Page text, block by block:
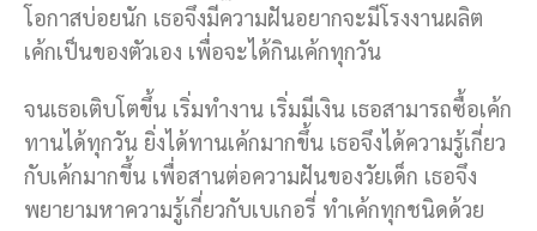
โอกาสบ่อยนัก เธอจึงมีความฝันอยากจะมีโรงงานผลิต
เค้กเป็นของตัวเอง เพื่อจะได้กินเค้กทุกวัน
จนเธอเติบโตขึ้น เริ่มทำงาน เริ่มมีเงิน เธอสามารถซื้อเค้ก
ทานได้ทุกวัน ยิ่งได้ทานเค้กมากขึ้น เธอจึงได้ความรู้เกี่ยว
กับเค้กมากขึ้น เพื่อสานต่อความฝันของวัยเด็ก เธอจึง
พยายามหาความรู้เกี่ยวกับเบเกอรี่ ทำเค้กทุกชนิดด้วย